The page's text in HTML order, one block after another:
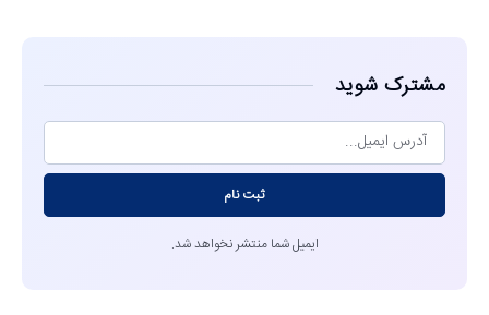
مشترک شوید
ثبت نام
ایمیل شما منتشر نخواهد شد.